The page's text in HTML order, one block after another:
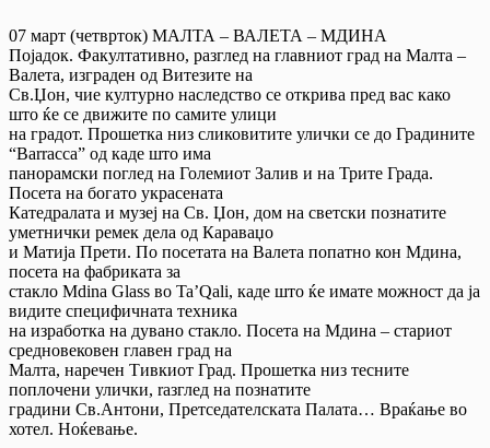
07 март (четврток) МАЛТА – ВАЛЕТА – МДИНА
Појадок. Факултативно, разглед на главниот град на Малта –
Валета, изграден од Витезите на
Св.Џон, чие културно наследство се открива пред вас како
што ќе се движите по самите улици
на градот. Прошетка низ сликовитите улички се до Градините
“Barracca” од каде што има
панорамски поглед на Големиот Залив и на Трите Града.
Посета на богато украсената
Катедралата и музеј на Св. Џон, дом на светски познатите
уметнички ремек дела од Караваџо
и Матија Прети. По посетата на Валета попатно кон Мдина,
посета на фабриката за
стакло Mdina Glass во Ta’Qali, каде што ќе имате можност да ја
видите специфичната техника
на изработка на дувано стакло. Посета на Мдина – стариот
средновековен главен град на
Малта, наречен Тивкиот Град. Прошетка низ тесните
поплочени улички, rазглед на познатите
градини Св.Антони, Претседателската Палата… Враќање во
хотел. Ноќевање.